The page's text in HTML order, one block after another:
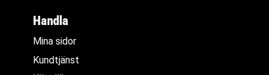
Handla
Mina sidor
Kundtjänst